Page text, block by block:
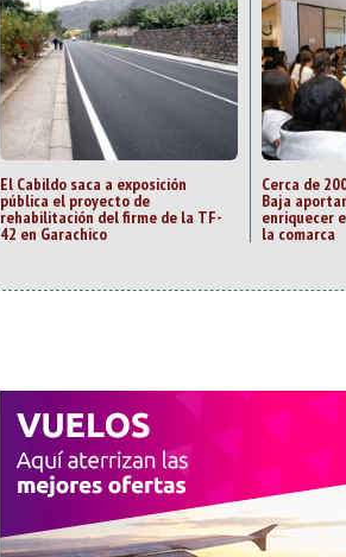
El Cabildo saca a exposición
pública el proyecto de
rehabilitación del firme de la TF-
42 en Garachico
Cerca de
Baja
enriquecer
la comarca